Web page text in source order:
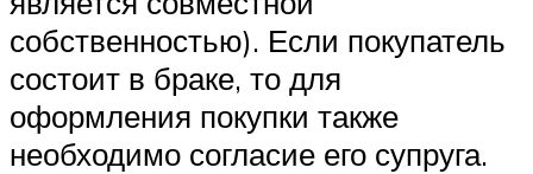
собственностью). Если покупатель
состоит в браке, то для
оформления покупки также
необходимо согласие его супруга.